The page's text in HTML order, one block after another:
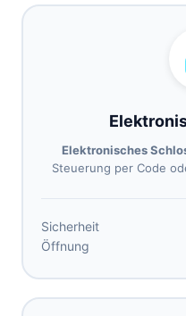
Elektronisches
Steuerung per Code
Sicherheit
Öffnung